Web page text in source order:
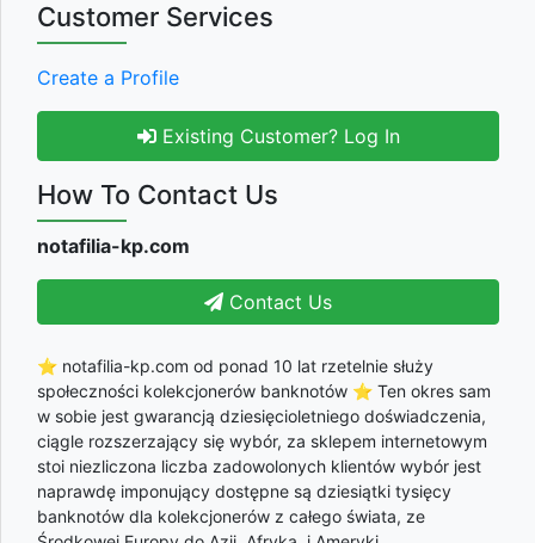
Customer Services
Create a Profile
Existing Customer? Log In
How To Contact Us
notafilia-kp.com
Contact Us
⭐ notafilia-kp.com od ponad 10 lat rzetelnie służy
społeczności kolekcjonerów banknotów ⭐ Ten okres sam
w sobie jest gwarancją dziesięcioletniego doświadczenia,
ciągle rozszerzający się wybór, za sklepem internetowym
stoi niezliczona liczba zadowolonych klientów wybór jest
naprawdę imponujący dostępne są dziesiątki tysięcy
banknotów dla kolekcjonerów z całego świata, ze